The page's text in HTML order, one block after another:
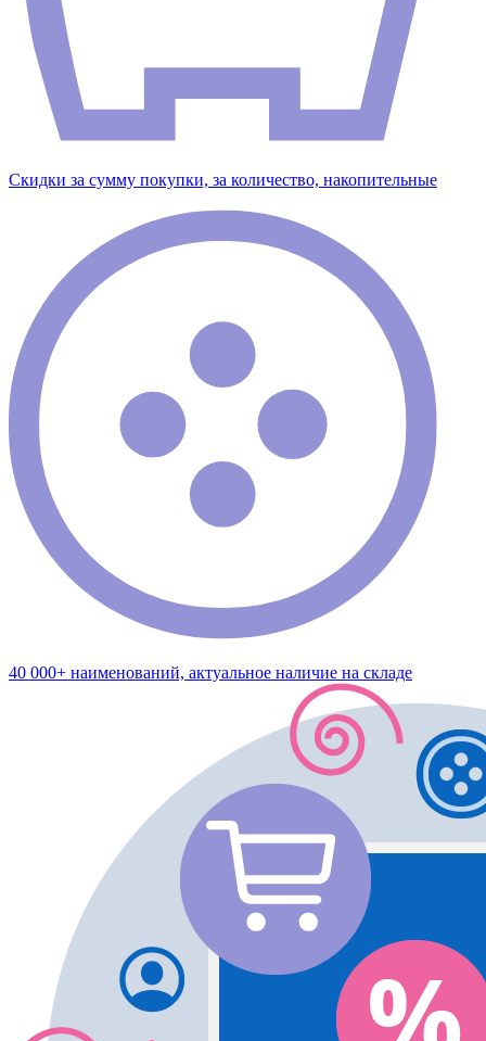
Скидки за сумму покупки, за количество, накопительные
40 000+ наименований, актуальное наличие на складе